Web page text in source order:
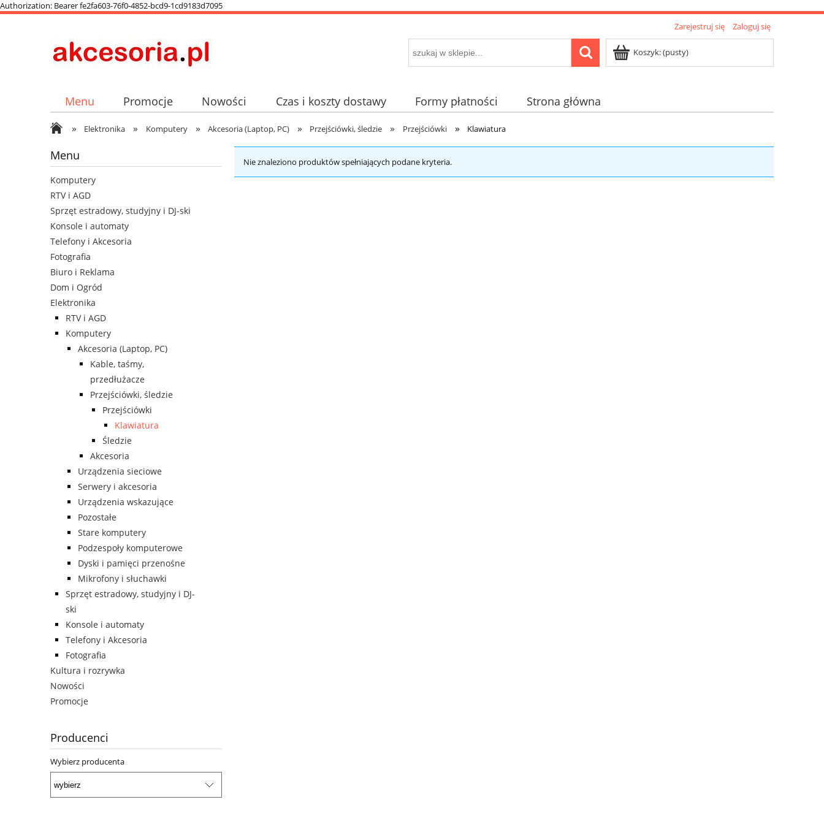
Authorization: Bearer fe2fa603-76f0-4852-bcd9-1cd9183d7095
Zarejestruj się
Zaloguj się
Koszyk:(pusty)
Menu Promocje Nowości Czas i koszty dostawy Formy płatności Strona główna
» Elektronika » Komputery » Akcesoria (Laptop, PC) » Przejściówki, śledzie » Przejściówki » Klawiatura
Menu
Komputery
RTV i AGD
Sprzęt estradowy, studyjny i DJ-ski
Konsole i automaty
Telefony i Akcesoria
Fotografia
Biuro i Reklama
Dom i Ogród
Elektronika
RTV i AGD
Komputery
Akcesoria (Laptop, PC)
Kable, taśmy,
przedłużacze
Przejściówki, śledzie
Przejściówki
Klawiatura
Śledzie
Akcesoria
Urządzenia sieciowe
Serwery i akcesoria
Urządzenia wskazujące
Pozostałe
Stare komputery
Podzespoły komputerowe
Dyski i pamięci przenośne
Mikrofony i słuchawki
Sprzęt estradowy, studyjny i DJ-
ski
Konsole i automaty
Telefony i Akcesoria
Fotografia
Kultura i rozrywka
Nowości
Promocje
Producenci
Wybierz producenta
Nie znaleziono produktów spełniających podane kryteria.